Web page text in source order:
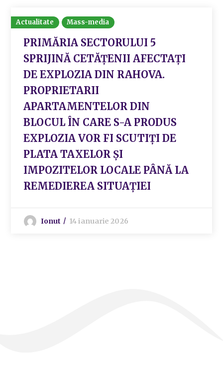
Actualitate Mass-media
PRIMĂRIA SECTORULUI 5
SPRIJINĂ CETĂȚENII AFECTAȚI
DE EXPLOZIA DIN RAHOVA.
PROPRIETARII
APARTAMENTELOR DIN
BLOCUL ÎN CARE S-A PRODUS
EXPLOZIA VOR FI SCUTIȚI DE
PLATA TAXELOR ȘI
IMPOZITELOR LOCALE PÂNĂ LA
REMEDIEREA SITUAȚIEI
Ionut 14 ianuarie 2026